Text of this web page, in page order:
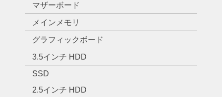
マザーボード
メインメモリ
グラフィックボード
3.5インチ HDD
SSD
2.5インチ HDD